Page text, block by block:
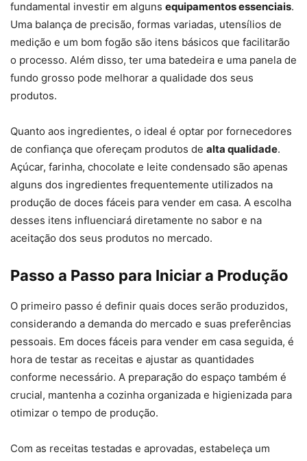
fundamental investir em alguns equipamentos essenciais.
Uma balança de precisão, formas variadas, utensílios de
medição e um bom fogão são itens básicos que facilitarão
o processo. Além disso, ter uma batedeira e uma panela de
fundo grosso pode melhorar a qualidade dos seus
produtos.
Quanto aos ingredientes, o ideal é optar por fornecedores
de confiança que ofereçam produtos de alta qualidade.
Açúcar, farinha, chocolate e leite condensado são apenas
alguns dos ingredientes frequentemente utilizados na
produção de doces fáceis para vender em casa. A escolha
desses itens influenciará diretamente no sabor e na
aceitação dos seus produtos no mercado.
Passo a Passo para Iniciar a Produção
O primeiro passo é definir quais doces serão produzidos,
considerando a demanda do mercado e suas preferências
pessoais. Em doces fáceis para vender em casa seguida, é
hora de testar as receitas e ajustar as quantidades
conforme necessário. A preparação do espaço também é
crucial, mantenha a cozinha organizada e higienizada para
otimizar o tempo de produção.
Com as receitas testadas e aprovadas, estabeleça um